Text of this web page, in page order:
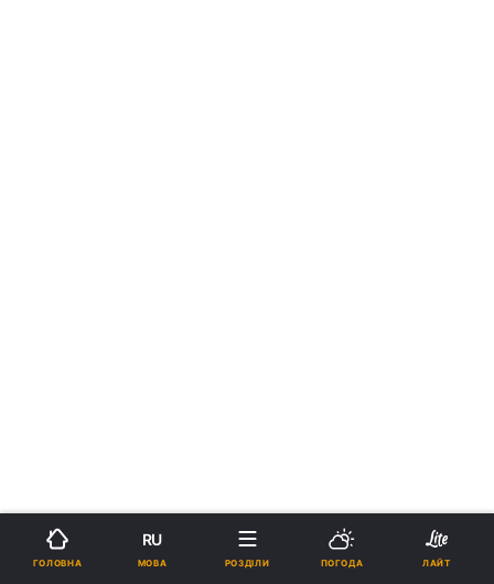
ГОЛОВНА
RU
МОВА РОЗДІЛИ ПОГОДА ЛАЙТ